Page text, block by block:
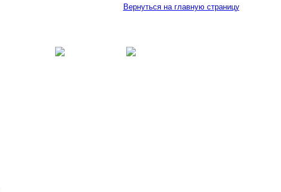
Вернуться на главную страницу